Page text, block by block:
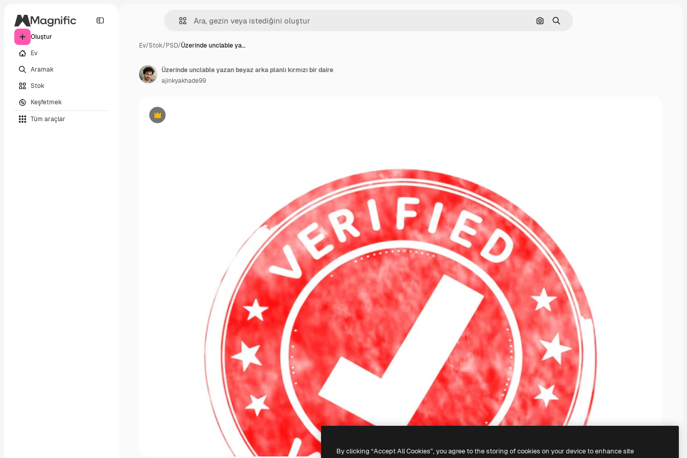
Oluştur
Ev
Aramak
Stok
Keşfetmek
Tüm araçlar
Görüntüyle ara
Aramak
Ev/Stok/PSD/Üzerinde unclable ya…
Premium
Üzerinde unclable yazan beyaz arka planlı kırmızı bir daire
ajinkyakhade99
By clicking “Accept All Cookies”, you agree to the storing of cookies on your device to enhance site